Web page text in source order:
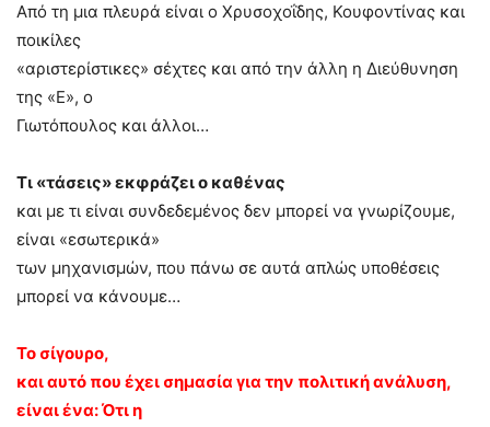
Από τη μια πλευρά είναι ο Χρυσοχοΐδης, Κουφοντίνας και
ποικίλες
«αριστερίστικες» σέχτες και από την άλλη η Διεύθυνηση
της «Ε», ο
Γιωτόπουλος και άλλοι…
Τι «τάσεις» εκφράζει ο καθένας
και με τι είναι συνδεδεμένος δεν μπορεί να γνωρίζουμε,
είναι «εσωτερικά»
των μηχανισμών, που πάνω σε αυτά απλώς υποθέσεις
μπορεί να κάνουμε…
Το σίγουρο,
και αυτό που έχει σημασία για την πολιτική ανάλυση,
είναι ένα: Ότι η